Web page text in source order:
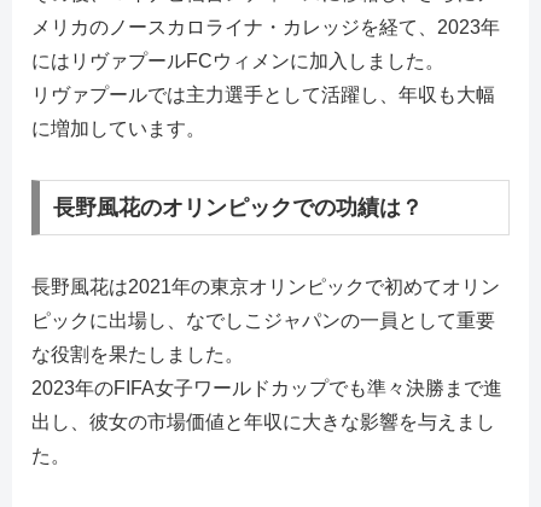
メリカのノースカロライナ・カレッジを経て、2023年
にはリヴァプールFCウィメンに加入しました。
リヴァプールでは主力選手として活躍し、年収も大幅
に増加しています。
長野風花のオリンピックでの功績は？
長野風花は2021年の東京オリンピックで初めてオリン
ピックに出場し、なでしこジャパンの一員として重要
な役割を果たしました。
2023年のFIFA女子ワールドカップでも準々決勝まで進
出し、彼女の市場価値と年収に大きな影響を与えまし
た。